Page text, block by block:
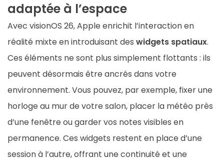
adaptée à l’espace
Avec visionOS 26, Apple enrichit l’interaction en
réalité mixte en introduisant des widgets spatiaux.
Ces éléments ne sont plus simplement flottants : ils
peuvent désormais être ancrés dans votre
environnement. Vous pouvez, par exemple, fixer une
horloge au mur de votre salon, placer la météo près
d’une fenêtre ou garder vos notes visibles en
permanence. Ces widgets restent en place d’une
session à l’autre, offrant une continuité et une